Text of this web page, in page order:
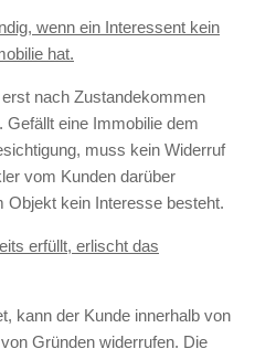
wenn ein Interessent kein
hat.
nach Zustandekommen
eine Immobilie dem
muss kein Widerruf
vom Kunden darüber
Objekt kein Interesse besteht.
erfüllt, erlischt das
kann der Kunde innerhalb von
Gründen widerrufen. Die